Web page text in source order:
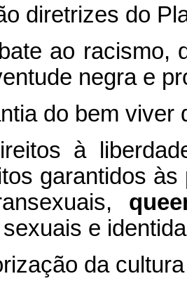
diretrizes do
ao racismo,
negra e
do bem viver
à
garantidos
e
da